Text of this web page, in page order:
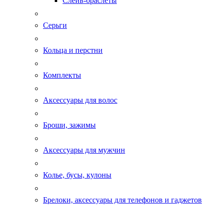
Серьги
Кольца и перстни
Комплекты
Аксессуары для волос
Броши, зажимы
Аксессуары для мужчин
Колье, бусы, кулоны
Брелоки, аксессуары для телефонов и гаджетов